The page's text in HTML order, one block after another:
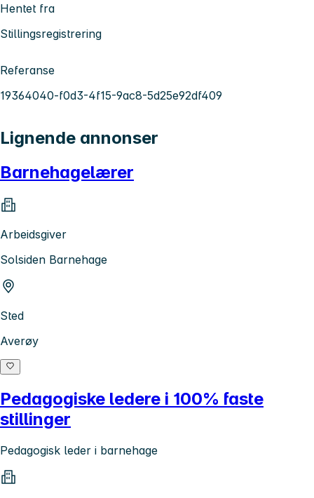
Hentet fra
Stillingsregistrering
Referanse
19364040-f0d3-4f15-9ac8-5d25e92df409
Lignende annonser
Barnehagelærer
Arbeidsgiver
Solsiden Barnehage
Sted
Averøy
Pedagogiske ledere i 100% faste
stillinger
Pedagogisk leder i barnehage